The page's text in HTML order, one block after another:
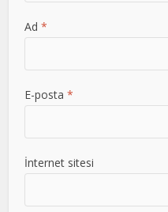
Ad*
E-posta*
İnternet sitesi